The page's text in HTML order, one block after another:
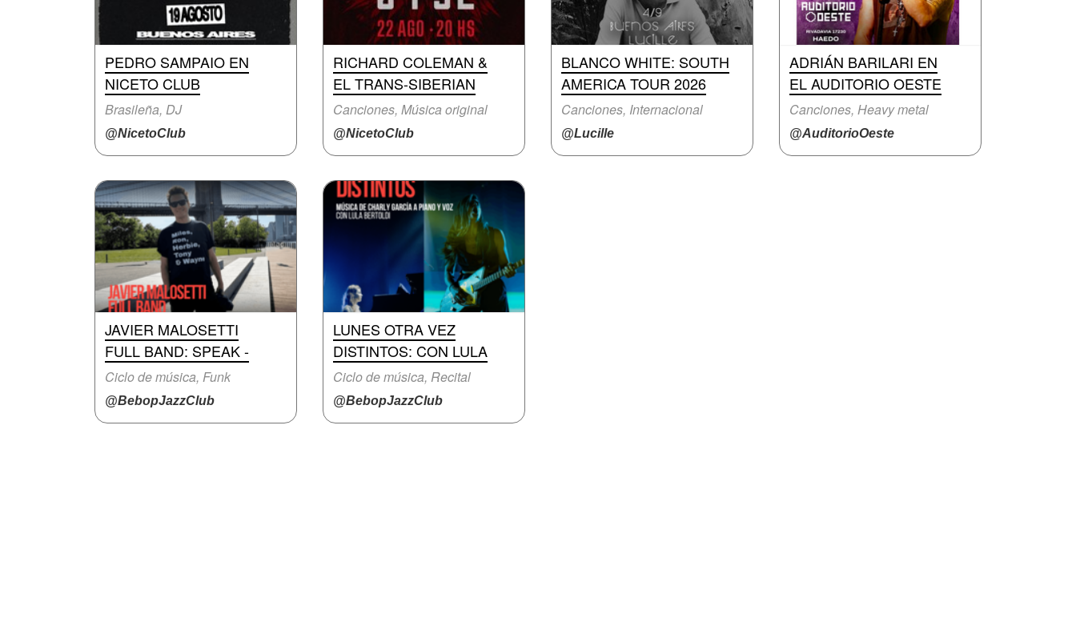
PEDRO SAMPAIO EN
NICETO CLUB
Brasileña, DJ
@NicetoClub
RICHARD COLEMAN &
EL TRANS-SIBERIAN
Canciones, Música original
@NicetoClub
BLANCO WHITE: SOUTH
AMERICA TOUR 2026
Canciones, Internacional
@Lucille
ADRIÁN BARILARI EN
EL AUDITORIO OESTE
Canciones, Heavy metal
@AuditorioOeste
JAVIER MALOSETTI
FULL BAND: SPEAK -
Ciclo de música, Funk
@BebopJazzClub
LUNES OTRA VEZ
DISTINTOS: CON LULA
Ciclo de música, Recital
@BebopJazzClub